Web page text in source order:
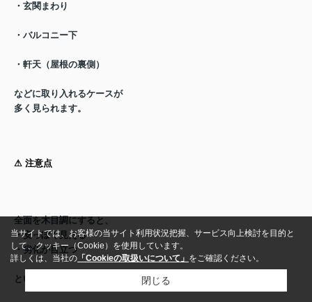
・玄関まわり
・バルコニー下
・軒天（屋根の裏側）
などに取り入れるケースが
多く見られます。
⚠︎ 注意点
全面を木目調にすると、
・安っぽく見える
・劣化が目立つ
といった印象になることもあります。
当サイトでは、お客様の当サイト利用状況把握、サービス向上検討を目的と
して、クッキー（Cookie）を使用しています。
詳しくは、当社の 「Cookieの取扱いについて」 をご確認ください。
閉じる